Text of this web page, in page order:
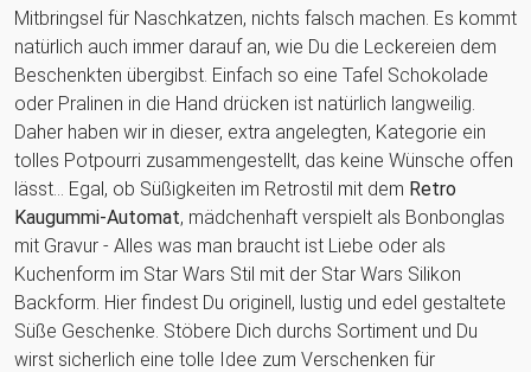
Mitbringsel für Naschkatzen, nichts falsch machen. Es kommt
natürlich auch immer darauf an, wie Du die Leckereien dem
Beschenkten übergibst. Einfach so eine Tafel Schokolade
oder Pralinen in die Hand drücken ist natürlich langweilig.
Daher haben wir in dieser, extra angelegten, Kategorie ein
tolles Potpourri zusammengestellt, das keine Wünsche offen
lässt… Egal, ob Süßigkeiten im Retrostil mit dem Retro
Kaugummi-Automat, mädchenhaft verspielt als Bonbonglas
mit Gravur - Alles was man braucht ist Liebe oder als
Kuchenform im Star Wars Stil mit der Star Wars Silikon
Backform. Hier findest Du originell, lustig und edel gestaltete
Süße Geschenke. Stöbere Dich durchs Sortiment und Du
wirst sicherlich eine tolle Idee zum Verschenken für